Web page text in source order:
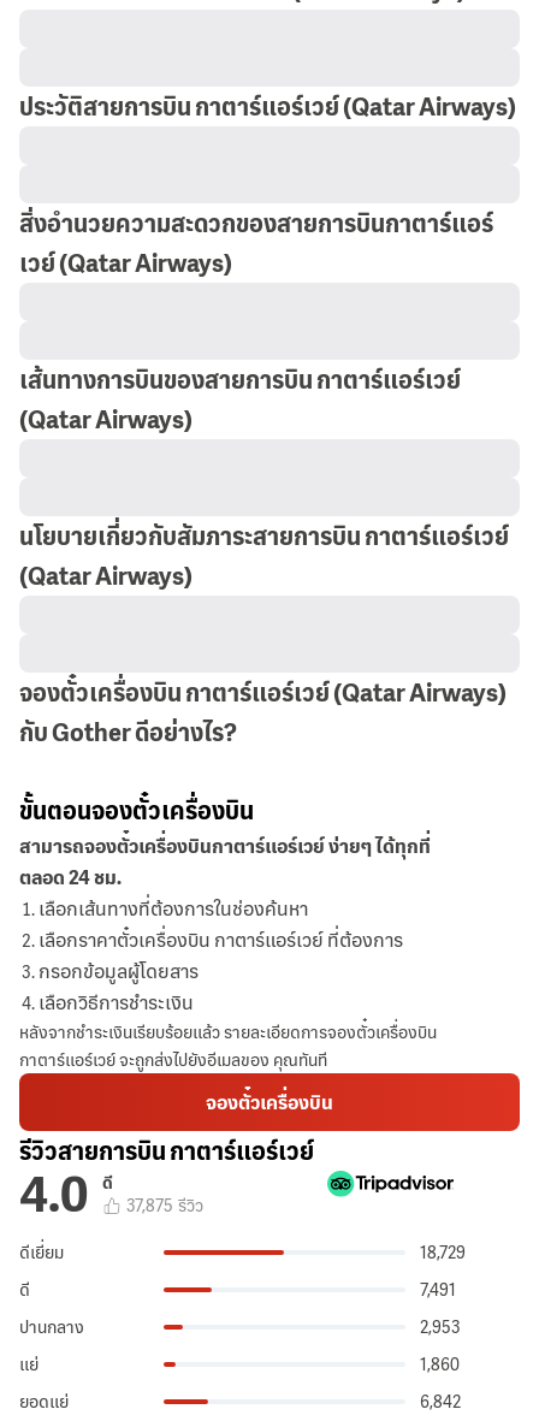
ประวัติสายการบิน กาตาร์แอร์เวย์(Qatar Airways)
สิ่งอำนวยความสะดวกของสายการบินกาตาร์แอร์
เวย์(Qatar Airways)
เส้นทางการบินของสายการบิน กาตาร์แอร์เวย์
(Qatar Airways)
นโยบายเกี่ยวกับสัมภาระสายการบิน กาตาร์แอร์เวย์
(Qatar Airways)
จองตั๋วเครื่องบิน กาตาร์แอร์เวย์ (Qatar Airways)
กับ Gother ดีอย่างไร?
ขั้นตอนจองตั๋วเครื่องบิน
สามารถจองตั๋วเครื่องบินกาตาร์แอร์เวย์ ง่ายๆ ได้ทุกที่
ตลอด 24 ชม.
เลือกเส้นทางที่ต้องการในช่องค้นหา
เลือกราคาตั๋วเครื่องบิน กาตาร์แอร์เวย์ ที่ต้องการ
กรอกข้อมูลผู้โดยสาร
เลือกวิธีการชำระเงิน
หลังจากชำระเงินเรียบร้อยแล้ว รายละเอียดการจองตั๋วเครื่องบิน
กาตาร์แอร์เวย์ จะถูกส่งไปยังอีเมลของ คุณทันที
จองตั๋วเครื่องบิน
รีวิวสายการบิน กาตาร์แอร์เวย์
4.0 ดี
37,875 รีวิว
ดีเยี่ยม
18,729
ดี
7,491
ปานกลาง
2,953
แย่
1,860
ยอดแย่
6,842